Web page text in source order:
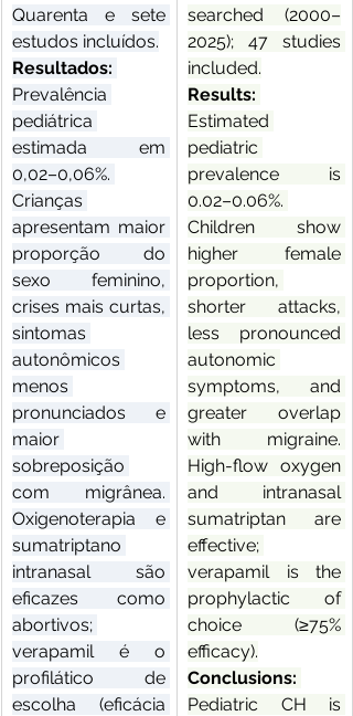
Quarenta e sete
estudos incluídos.
Prevalência
pediátrica
estimada em
0,02–0,06%.
Crianças
apresentam maior
proporção do
sexo feminino,
crises mais curtas,
sintomas
autonômicos
menos
pronunciados e
maior
sobreposição
com migrânea.
Oxigenoterapia e
sumatriptano
intranasal são
eficazes como
abortivos;
verapamil é o
profilático de
escolha (eficácia
searched (2000–
2025); 47 studies
included.
Estimated
pediatric
prevalence is
0.02–0.06%.
Children show
higher female
proportion,
shorter attacks,
less pronounced
autonomic
symptoms, and
greater overlap
with migraine.
High-flow oxygen
and intranasal
sumatriptan are
effective;
verapamil is the
prophylactic of
choice (≥75%
efficacy).
Pediatric CH is